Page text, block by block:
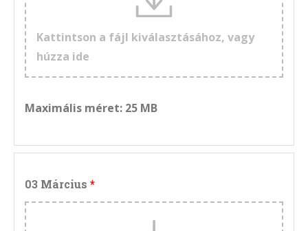
Kattintson a fájl kiválasztásához, vagy
húzza ide
Maximális méret: 25 MB
03 Március